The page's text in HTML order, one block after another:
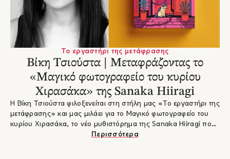
Το εργαστήρι της μετάφρασης
Βίκη Τσιούστα | Μεταφράζοντας το
«Μαγικό φωτογραφείο του κυρίου
Χιρασάκα» της Sanaka Hiiragi
Η Βίκη Τσιούστα φιλοξενείται στη στήλη μας «Το εργαστήρι της
μετάφρασης» και μας μιλάει για το Μαγικό φωτογραφείο του
κυρίου Χιρασάκα, το νέο μυθιστόρημα της Sanaka Hiiragi που
μετέφρασε στα ελληνικά και αγαπήθηκε από την πρώτη μέρα
Περισσότερα